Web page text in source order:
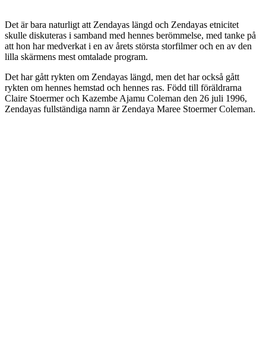
Det är bara naturligt att Zendayas längd och Zendayas etnicitet
skulle diskuteras i samband med hennes berömmelse, med tanke på
att hon har medverkat i en av årets största storfilmer och en av den
lilla skärmens mest omtalade program.
Det har gått rykten om Zendayas längd, men det har också gått
rykten om hennes hemstad och hennes ras. Född till föräldrarna
Claire Stoermer och Kazembe Ajamu Coleman den 26 juli 1996,
Zendayas fullständiga namn är Zendaya Maree Stoermer Coleman.